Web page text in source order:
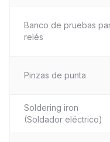
Banco de pruebas
relés
Pinzas de punta
Soldering iron
(Soldador eléctrico)